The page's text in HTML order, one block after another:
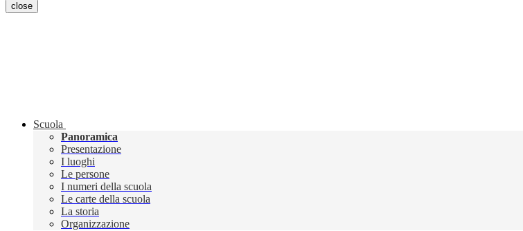
close
Scuola
Panoramica
Presentazione
I luoghi
Le persone
I numeri della scuola
Le carte della scuola
La storia
Organizzazione